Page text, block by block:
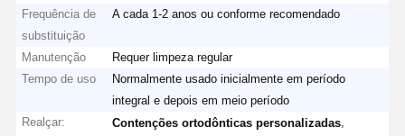
Frequência de
substituição
A cada 1-2 anos ou conforme recomendado
Manutenção
Requer limpeza regular
Tempo de uso
Normalmente usado inicialmente em período
integral e depois em meio período
Realçar:
Contenções ortodônticas personalizadas